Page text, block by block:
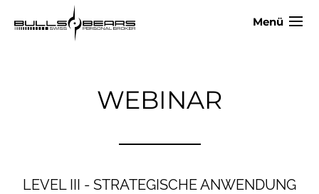
Menü
WEBINAR
LEVEL III - STRATEGISCHE ANWENDUNG